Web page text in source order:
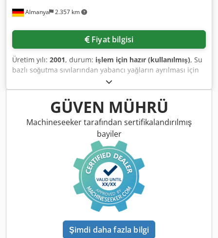
Almanya 2.357 km
Fiyat bilgisi
Üretim yılı: 2001, durum: işlem için hazır (kullanılmış), Su
bazlı soğutma sıvılarından yabancı yağların ayrılması için
Alfa Naval disk yığınlı santrifüj modülü mevcuttur. Devir
hızı: 7500 d/dk, su bazlı soğutucu ile kapasite: yaklaşık 480
l/saat, maksimum ortam sıcaklığı: 70°C. Makine boyutları
U/G/Y: yaklaşık 650mm/550mm/1200mm, ağırlık: yaklaşık
60kg. Yerinde inceleme mümkündür. Crodpfxsxrf Nxe Ag
GÜVEN MÜHRÜ
Machineseeker tarafından sertifikalandırılmış
bayiler
Şimdi daha fazla bilgi